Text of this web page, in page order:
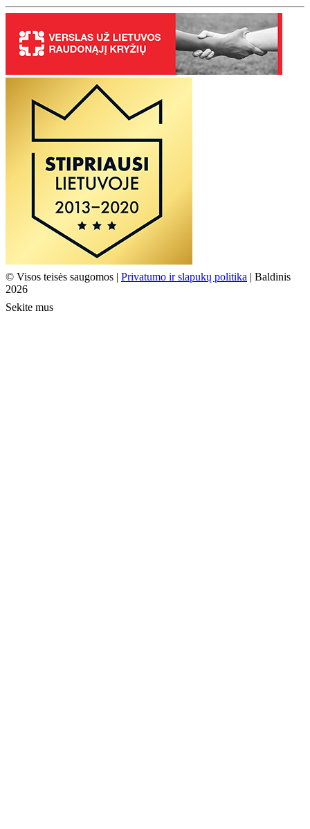
© Visos teisės saugomos | Privatumo ir slapukų politika | Baldinis
2026
Sekite mus